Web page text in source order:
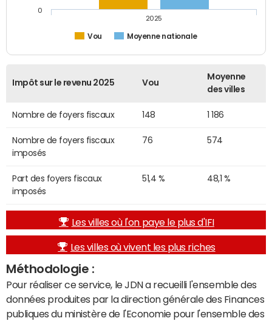
Vou Moyenne nationale
2025
0
Impôt sur le revenu 2025 Vou
Moyenne
des villes
Nombre de foyers fiscaux 148 1 186
Nombre de foyers fiscaux
imposés
76 574
Part des foyers fiscaux
imposés
51,4 % 48,1 %
Les villes où l'on paye le plus d'IFI
Les villes où vivent les plus riches
Méthodologie :
Pour réaliser ce service, le JDN a recueilli l'ensemble des
données produites par la direction générale des Finances
publiques du ministère de l'Economie pour l'ensemble des